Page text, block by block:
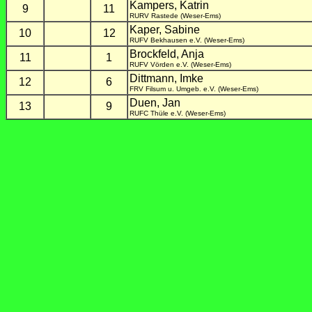
9 11 Kampers, Katrin
RURV Rastede (Weser-Ems)
10 12 Kaper, Sabine
RUFV Bekhausen e.V. (Weser-Ems)
11 1 Brockfeld, Anja
RUFV Vörden e.V. (Weser-Ems)
12 6 Dittmann, Imke
FRV Filsum u. Umgeb. e.V. (Weser-Ems)
13 9 Duen, Jan
RUFC Thüle e.V. (Weser-Ems)